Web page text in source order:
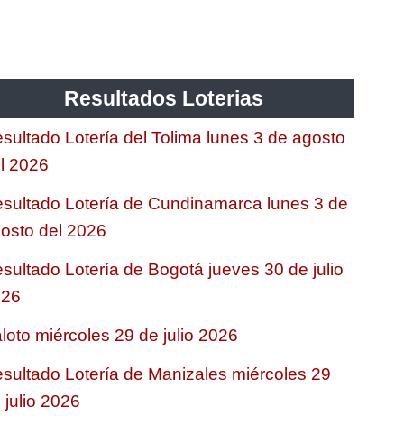
Resultados Loterias
Lotería del Tolima lunes 3 de agosto
2026
Lotería de Cundinamarca lunes 3 de
del 2026
Lotería de Bogotá jueves 30 de julio
miércoles 29 de julio 2026
Lotería de Manizales miércoles 29
julio 2026